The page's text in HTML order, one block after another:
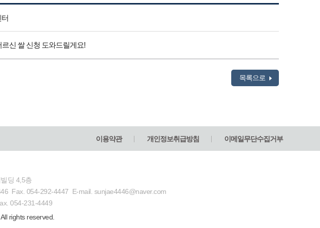
신 쌀 신청 도와드릴게요!
목록으로
이용약관 개인정보취급방침 이메일무단수집거부
딩 4,5층
Fax. 054-292-4447 E-mail. sunjae4446@naver.com
054-231-4449
rights reserved.